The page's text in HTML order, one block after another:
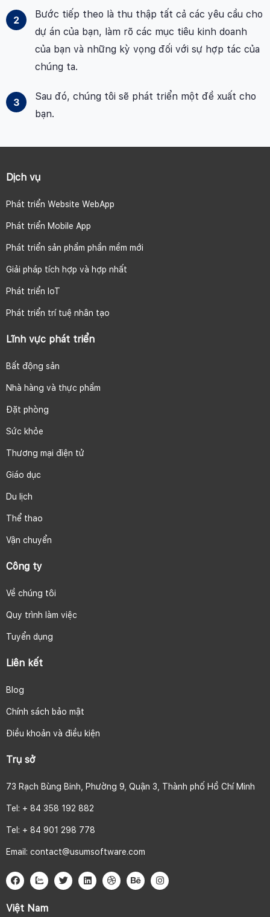
Bước tiếp theo là thu thập tất cả các yêu cầu cho
dự án của bạn, làm rõ các mục tiêu kinh doanh
của bạn và những kỳ vọng đối với sự hợp tác của
chúng ta.
Sau đó, chúng tôi sẽ phát triển một đề xuất cho
bạn.
Dịch vụ
Phát triển Website WebApp
Phát triển Mobile App
Phát triển sản phẩm phần mềm mới
Giải pháp tích hợp và hợp nhất
Phát triển IoT
Phát triển trí tuệ nhân tạo
Lĩnh vực phát triển
Bất động sản
Nhà hàng và thực phẩm
Đặt phòng
Sức khỏe
Thương mại điện tử
Giáo dục
Du lịch
Thể thao
Vận chuyển
Công ty
Về chúng tôi
Quy trình làm việc
Tuyển dụng
Liên kết
Blog
Chính sách bảo mật
Điều khoản và điều kiện
Trụ sở
73 Rạch Bùng Binh, Phường 9, Quận 3, Thành phố Hồ Chí Minh
Tel: + 84 358 192 882
Tel: + 84 901 298 778
Email: contact@usumsoftware.com
Việt Nam